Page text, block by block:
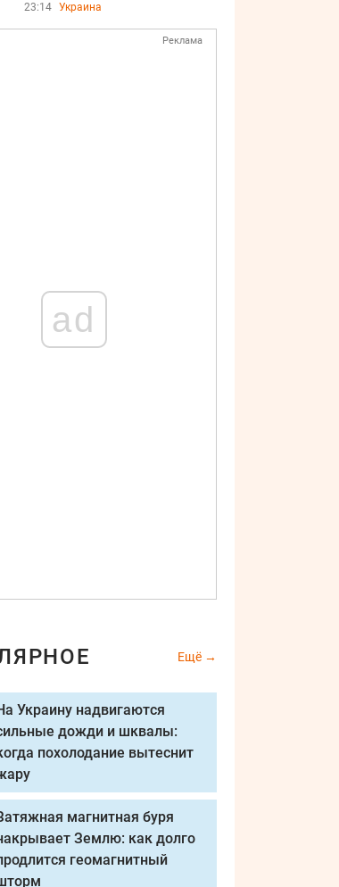
23:14 Украина
Реклама
ad
Ещё
Украину надвигаются
дожди и шквалы:
похолодание вытеснит
магнитная буря
Землю: как долго
геомагнитный